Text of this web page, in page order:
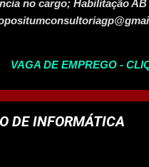
(vinte por cento) das vagas
pardas, previsto na Lei nº
no cargo; Habilitação
VAGA DE EMPREGO -
DE INFORMÁTICA